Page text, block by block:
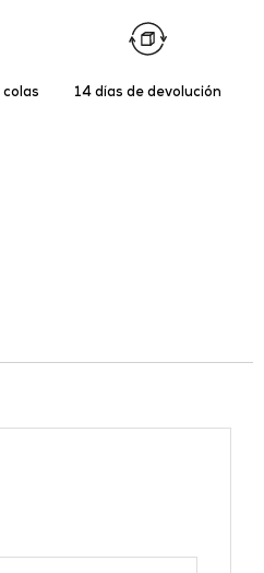
colas 14 días de devolución